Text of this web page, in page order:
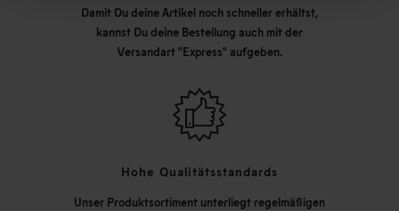
Damit Du deine Artikel noch schneller erhältst,
kannst Du deine Bestellung auch mit der
Versandart "Express" aufgeben.
Hohe Qualitätsstandards
Unser Produktsortiment unterliegt regelmäßigen